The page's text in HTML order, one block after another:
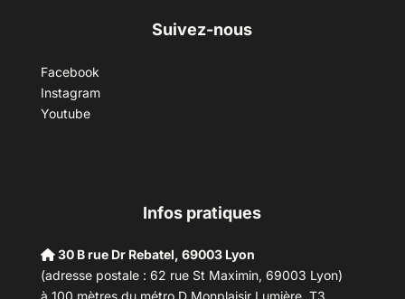
Suivez-nous
Facebook
Instagram
Youtube
Infos pratiques
30 B rue Dr Rebatel, 69003 Lyon
(adresse postale : 62 rue St Maximin, 69003 Lyon)
à 100 mètres du métro D Monplaisir Lumière, T3